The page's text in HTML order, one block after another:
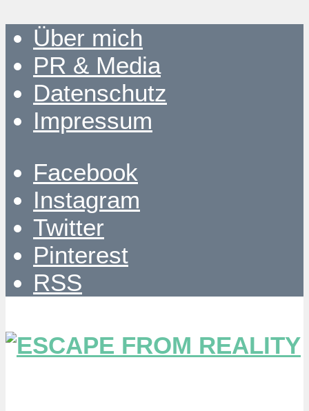
Über mich
PR & Media
Datenschutz
Impressum
Facebook
Instagram
Twitter
Pinterest
RSS